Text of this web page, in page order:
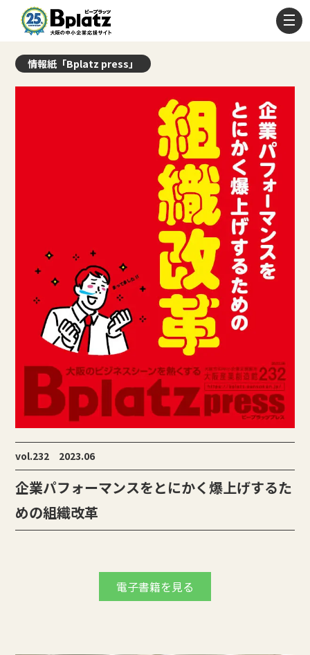
情報紙「Bplatz press」
vol.232 2023.06
企業パフォーマンスをとにかく爆上げするた
めの組織改革
電子書籍を見る